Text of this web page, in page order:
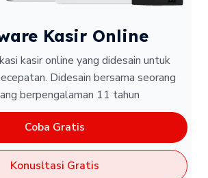
Kasir Online
kasir online yang didesain untuk
Didesain bersama seorang
berpengalaman 11 tahun
Coba Gratis
Konusltasi Gratis